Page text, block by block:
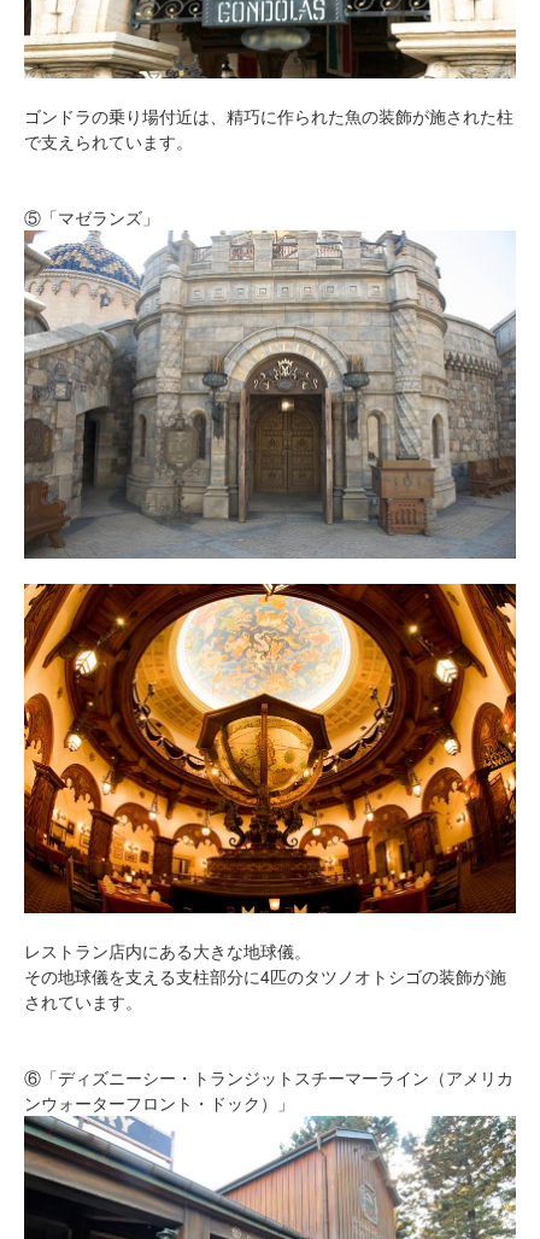
ゴンドラの乗り場付近は、精巧に作られた魚の装飾が施された柱
で支えられています。
⑤「マゼランズ」
レストラン店内にある大きな地球儀。
その地球儀を支える支柱部分に4匹のタツノオトシゴの装飾が施
されています。
⑥「ディズニーシー・トランジットスチーマーライン（アメリカ
ンウォーターフロント・ドック）」